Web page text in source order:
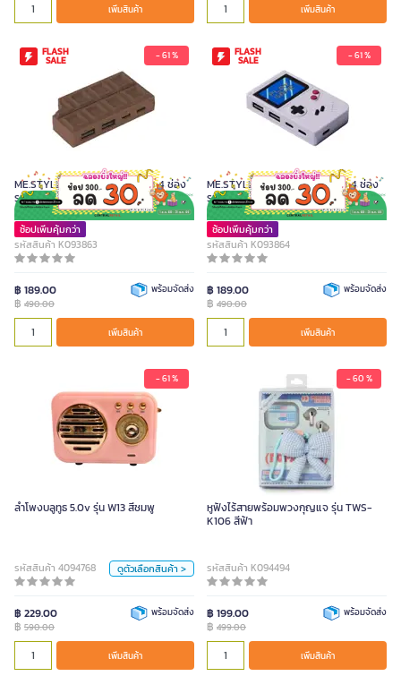
เพิ่มสินค้า เพิ่มสินค้า
FLASH
SALE - 61 %
ME.STYLE อุปกรณ์ต่อพ่วง USB 4 ช่อง
รูปช็อกโกแลต
ช้อปเพิ่มคุ้มกว่า
รหัสสินค้า K093863
฿ 189.00
฿ 490.00
พร้อมจัดส่ง
เพิ่มสินค้า
FLASH
SALE - 61 %
ME.STYLE อุปกรณ์ต่อพ่วง USB 4 ช่อง
รูปเกมคอนโซล
ช้อปเพิ่มคุ้มกว่า
รหัสสินค้า K093864
฿ 189.00
฿ 490.00
พร้อมจัดส่ง
เพิ่มสินค้า
- 61 %
ลำโพงบลูทูธ 5.0v รุ่น W13 สีชมพู
รหัสสินค้า 4094768 ดูตัวเลือกสินค้า >
฿ 229.00
฿ 590.00
พร้อมจัดส่ง
เพิ่มสินค้า
ลำโพงบลูทูธ 5.0v รุ่น W13 สีชมพู
ชิ้น
- 60 %
หูฟังไร้สายพร้อมพวงกุญแจ รุ่น TWS-
K106 สีฟ้า
รหัสสินค้า K094494
฿ 199.00
฿ 499.00
พร้อมจัดส่ง
เพิ่มสินค้า